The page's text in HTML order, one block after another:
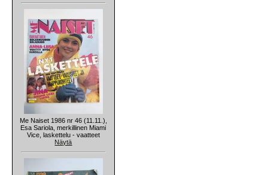
Me Naiset 1986 nr 46 (11.11.),
Esa Sariola, merkillinen Miami
Vice, laskettelu - vaatteet
Näytä